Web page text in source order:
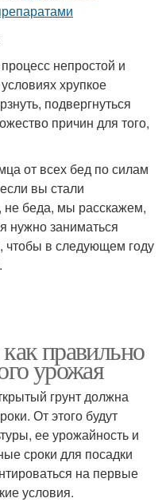
непростой и
хрупкое
подвергнуться
причин для того,
от всех бед по силам
вы стали
не беда, мы расскажем,
нужно заниматься
чтобы в следующем году
правильно
урожая
грунт должна
От этого будут
ее урожайность и
сроки для посадки
на первые
условия.